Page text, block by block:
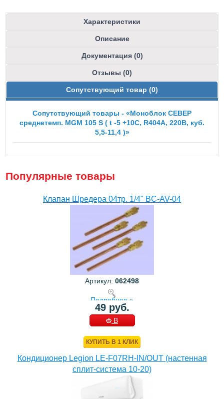
Характеристики
Описание
Документация (0)
Отзывы (0)
Сопутствующий товар (0)
Сопутствующий товары - «Моноблок СЕВЕР
среднетемп. MGM 105 S ( t -5 +10C, R404A, 220B, куб.
5,5-11,4 )»
Популярные товары
Клапан Шредера 04тр. 1/4" BC-AV-04
Артикул: 062498
Подробнее »
49 руб.
В
КУПИТЬ В 1 КЛИК
Кондиционер Legion LE-F07RH-IN/OUT (настенная
сплит-система 10-20)